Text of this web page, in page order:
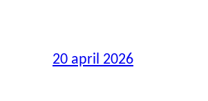
20 april 2026